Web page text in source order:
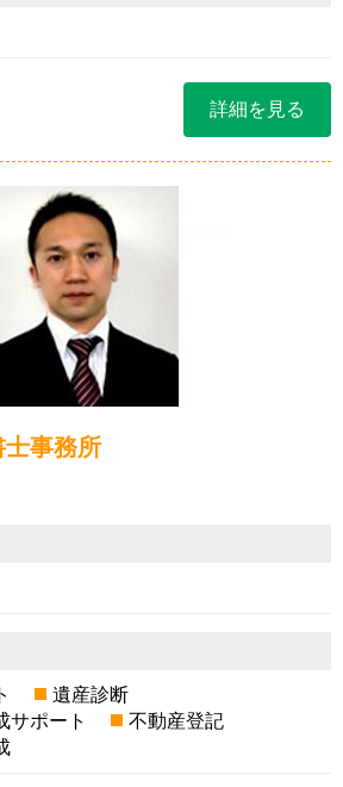
詳細を見る
士事務所
遺産診断
サポート
不動産登記